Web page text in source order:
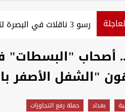
رسو 3 ناقلات في البصرة لتحميل النفط العراقي
أصحاب
"الشفل الأصفر
بغداد حملة رفع التجاوزات